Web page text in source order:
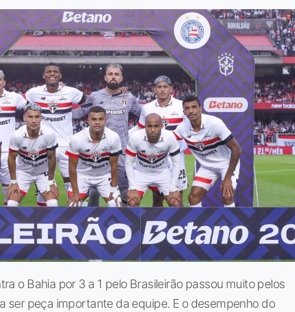
o Bahia por 3 a 1 pelo Brasileirão passou muito pelos
ser peça importante da equipe. E o desempenho do